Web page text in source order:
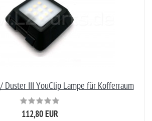
Duster III YouClip Lampe für Kofferraum
112,80 EUR